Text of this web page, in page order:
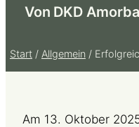
Von DKD
Start / Allgemein /
Am 13. Oktober